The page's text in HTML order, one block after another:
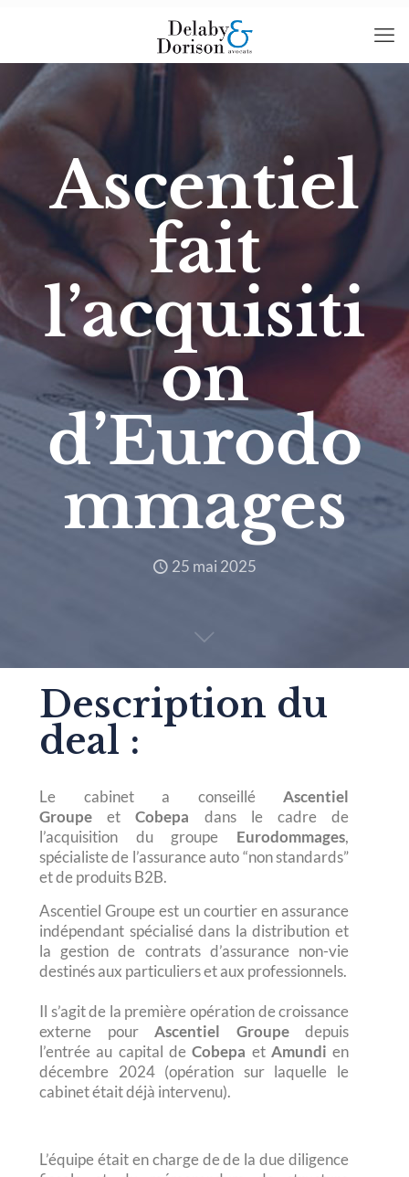
Ascentiel
fait
l’acquisiti
on
d’Eurodo
mmages
25 mai 2025
Description du
deal :
Le cabinet a conseilléAscentiel
Groupe etCobepa dans le cadre de
l’acquisition du groupe Eurodommages,
spécialiste de l’assurance auto “non standards”
et de produits B2B.
Ascentiel Groupe est un courtier en assurance
indépendant spécialisé dans la distribution et
la gestion de contrats d’assurance non-vie
destinés aux particuliers et aux professionnels.
Il s’agit de la première opération de croissance
externe pourAscentiel Groupedepuis
l’entrée au capital deCobepa et Amundi en
décembre 2024 (opération sur laquelle le
cabinet était déjà intervenu).
L’équipe était en charge de de la due diligence